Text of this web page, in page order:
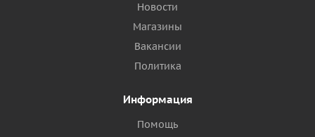
Новости
Магазины
Вакансии
Политика
Информация
Помощь